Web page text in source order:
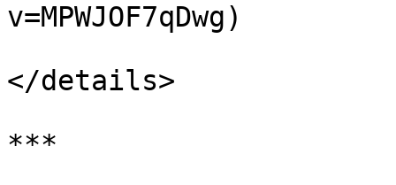
v=MPWJOF7qDwg)
</details>
***